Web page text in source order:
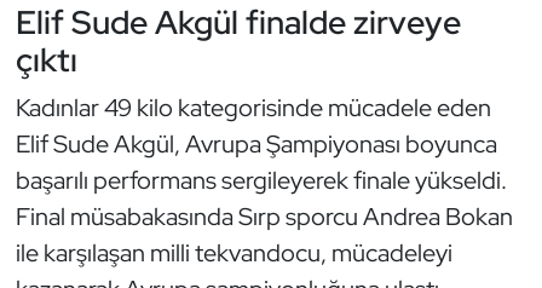
Elif Sude Akgül finalde zirveye
çıktı
Kadınlar 49 kilo kategorisinde mücadele eden
Elif Sude Akgül, Avrupa Şampiyonası boyunca
başarılı performans sergileyerek finale yükseldi.
Final müsabakasında Sırp sporcu Andrea Bokan
ile karşılaşan milli tekvandocu, mücadeleyi
Güreş
Halter
Hava Sporları
Hentbol